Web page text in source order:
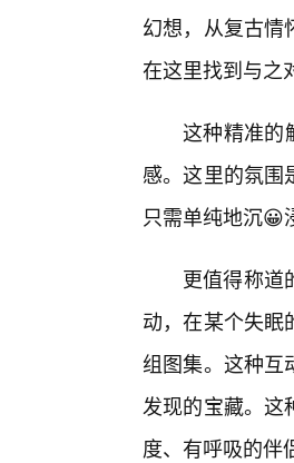
幻想，从复古情
在这里找到与之
这种精准的
感。这里的氛围
只需单纯地沉😀
更值得称道
动，在某个失眠
组图集。这种互
发现的宝藏。这
度、有呼吸的伴